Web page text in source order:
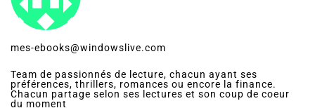
mes-ebooks@windowslive.com
Team de passionnés de lecture, chacun ayant ses
préférences, thrillers, romances ou encore la finance.
Chacun partage selon ses lectures et son coup de coeur
du moment